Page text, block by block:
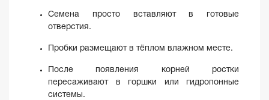
Семена просто вставляют в готовые
отверстия.
Пробки размещают в тёплом влажном месте.
После появления корней ростки
пересаживают в горшки или гидропонные
системы.